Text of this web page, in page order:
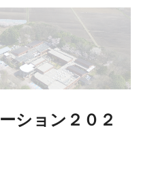
ション２０２